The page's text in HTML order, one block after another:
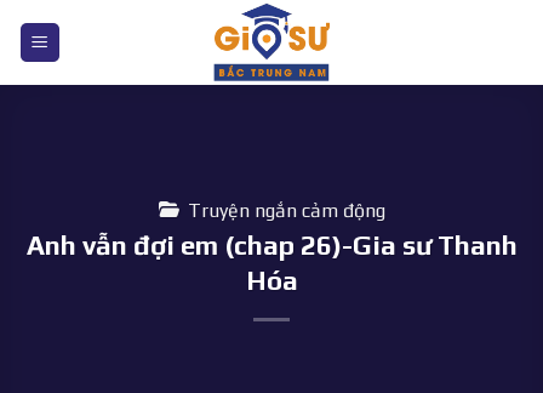
nội
Truyện ngắn cảm động
Anh vẫn đợi em (chap 26)-Gia sư Thanh
Hóa